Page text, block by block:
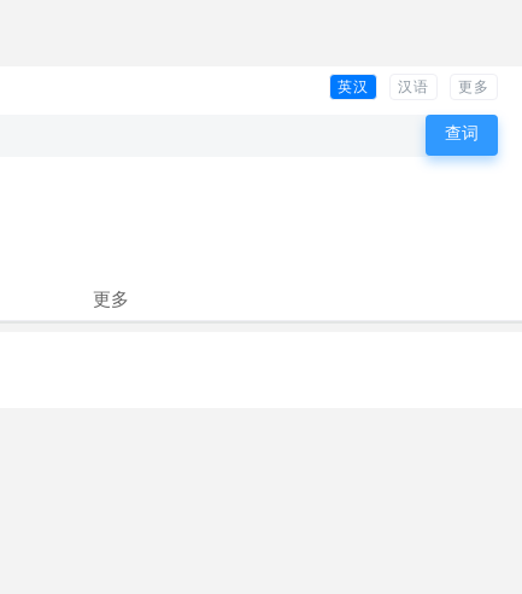
英汉 汉语 更多
更多